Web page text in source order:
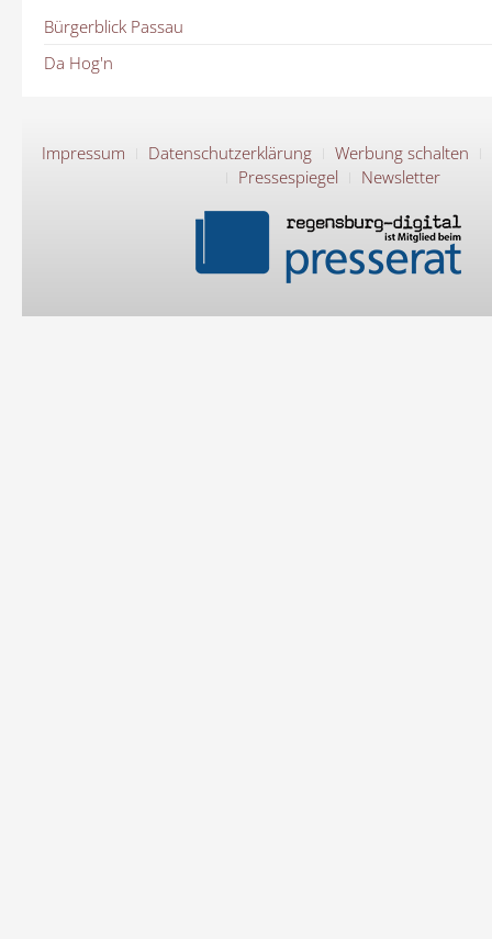
Bürgerblick Passau
Da Hog'n
Impressum Datenschutzerklärung
Werbung schalten
Pressespiegel
Newsletter